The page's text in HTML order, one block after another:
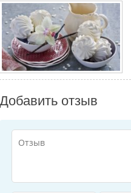
Добавить отзыв